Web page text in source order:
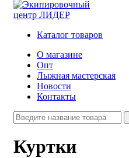
Каталог товаров
О магазине
Опт
Лыжная мастерская
Новости
Контакты
Куртки